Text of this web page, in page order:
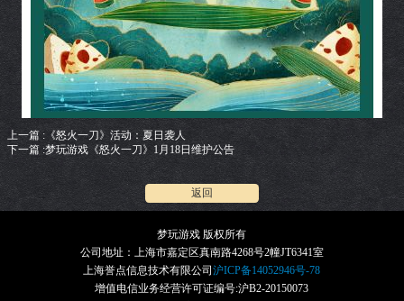
上一篇 :《怒火一刀》活动：夏日袭人
下一篇 :梦玩游戏《怒火一刀》1月18日维护公告
返回
梦玩游戏 版权所有
公司地址：上海市嘉定区真南路4268号2幢JT6341室
上海誉点信息技术有限公司沪ICP备14052946号-78
增值电信业务经营许可证编号:沪B2-20150073